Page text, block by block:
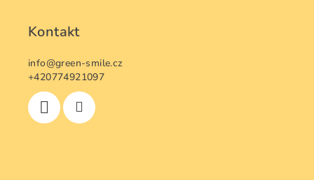
Kontakt
info@green-smile.cz
+420774921097